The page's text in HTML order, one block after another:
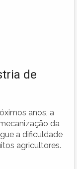
de
anos, a
da
a dificuldade
agricultores.